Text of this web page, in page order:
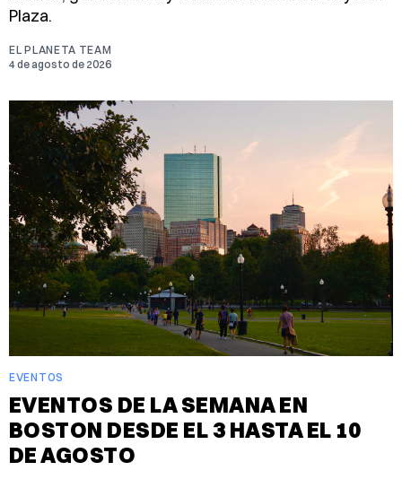
Plaza.
EL PLANETA TEAM
4 de agosto de 2026
EVENTOS
EVENTOS DE LA SEMANA EN
BOSTON DESDE EL 3 HASTA EL 10
DE AGOSTO